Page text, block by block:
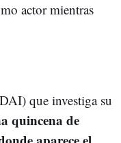
actor mientras
que investiga su
quincena de